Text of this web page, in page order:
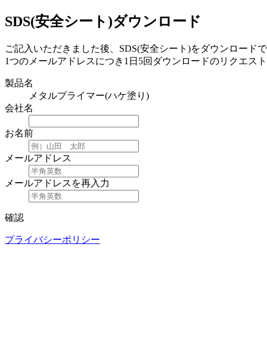
SDS(安全シート)ダウンロード
ご記入いただきました後、SDS(安全シート)をダウンロード
1つのメールアドレスにつき1日5回ダウンロードのリクエス
製品名
メタルプライマー(ハケ塗り)
会社名
お名前
メールアドレス
メールアドレスを再入力
確認
プライバシーポリシー